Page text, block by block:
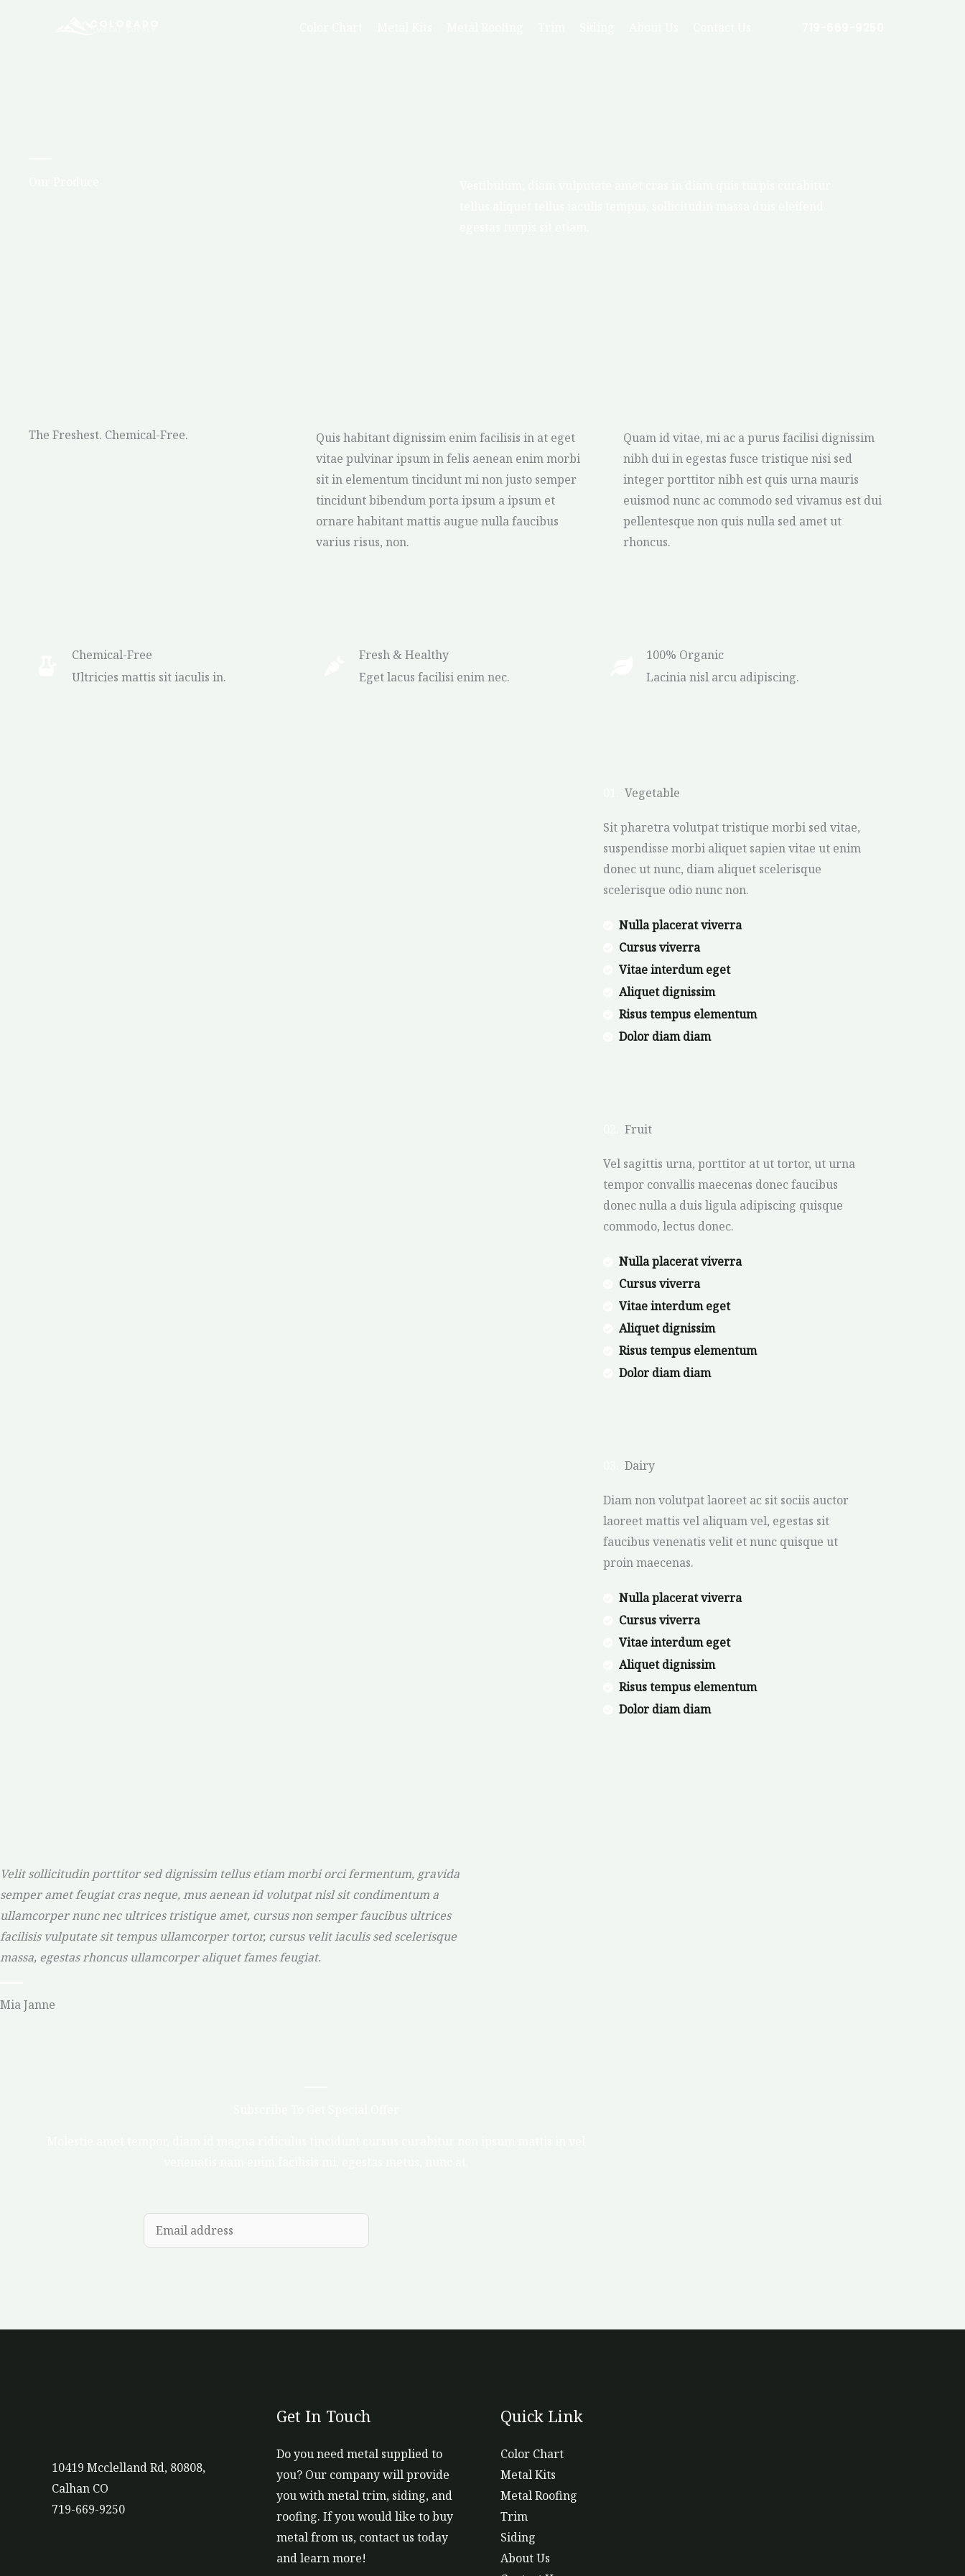
The Freshest. Chemical-Free.
Quis habitant dignissim enim facilisis in at eget
vitae pulvinar ipsum in felis aenean enim morbi
sit in elementum tincidunt mi non justo semper
tincidunt bibendum porta ipsum a ipsum et
ornare habitant mattis augue nulla faucibus
varius risus, non.
Quam id vitae, mi ac a purus facilisi dignissim
nibh dui in egestas fusce tristique nisi sed
integer porttitor nibh est quis urna mauris
euismod nunc ac commodo sed vivamus est dui
pellentesque non quis nulla sed amet ut
rhoncus.
Chemical-Free
Ultricies mattis sit iaculis in.
Fresh & Healthy
Eget lacus facilisi enim nec.
100% Organic
Lacinia nisl arcu adipiscing.
Vegetable
Sit pharetra volutpat tristique morbi sed vitae,
suspendisse morbi aliquet sapien vitae ut enim
donec ut nunc, diam aliquet scelerisque
scelerisque odio nunc non.
Nulla placerat viverra
Cursus viverra
Vitae interdum eget
Aliquet dignissim
Risus tempus elementum
Dolor diam diam
Fruit
Vel sagittis urna, porttitor at ut tortor, ut urna
tempor convallis maecenas donec faucibus
donec nulla a duis ligula adipiscing quisque
commodo, lectus donec.
Nulla placerat viverra
Cursus viverra
Vitae interdum eget
Aliquet dignissim
Risus tempus elementum
Dolor diam diam
Dairy
Diam non volutpat laoreet ac sit sociis auctor
laoreet mattis vel aliquam vel, egestas sit
faucibus venenatis velit et nunc quisque ut
proin maecenas.
Nulla placerat viverra
Cursus viverra
Vitae interdum eget
Aliquet dignissim
Risus tempus elementum
Dolor diam diam
Velit sollicitudin porttitor sed dignissim tellus etiam morbi orci fermentum, gravida
semper amet feugiat cras neque, mus aenean id volutpat nisl sit condimentum a
ullamcorper nunc nec ultrices tristique amet, cursus non semper faucibus ultrices
facilisis vulputate sit tempus ullamcorper tortor, cursus velit iaculis sed scelerisque
massa, egestas rhoncus ullamcorper aliquet fames feugiat.
Mia Janne
m
*
10419 Mcclelland Rd, 80808,
Calhan CO
719-669-9250
Get In Touch
Do you need metal supplied to
you? Our company will provide
you with metal trim, siding, and
roofing. If you would like to buy
metal from us, contact us today
and learn more!
Quick Link
Color Chart
Metal Kits
Metal Roofing
Trim
Siding
About Us